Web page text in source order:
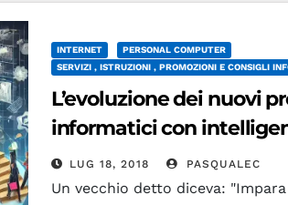
INTERNET
PERSONAL COMPUTER
SERVIZI , ISTRUZIONI , PROMOZIONI E CONSIGLI
L’evoluzione dei nuovi
informatici con
artificiale
LUG 18, 2018 PASQUALEC
Un vecchio detto diceva: